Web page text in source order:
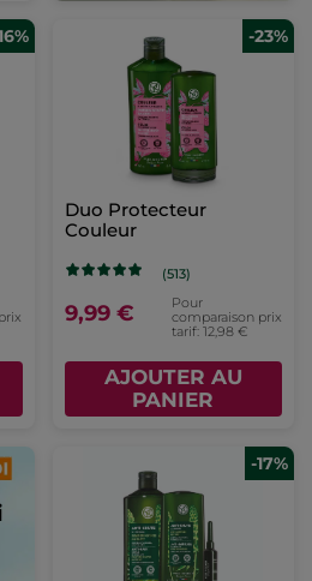
-23%
Duo Protecteur
Couleur
(513)
9,99 €
Pour
comparaison prix
tarif: 12,98 €
AJOUTER AU
PANIER
-17%